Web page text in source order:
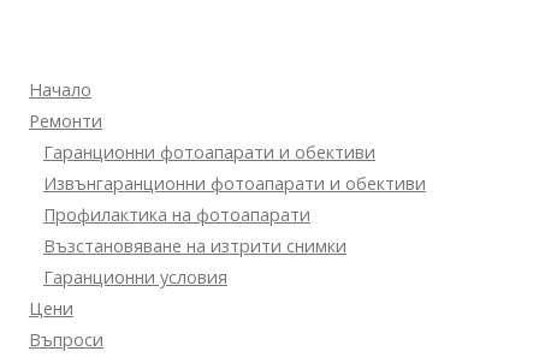
Начало
Ремонти
Гаранционни фотоапарати и обективи
Извънгаранционни фотоапарати и обективи
Профилактика на фотоапарати
Възстановяване на изтрити снимки
Гаранционни условия
Цени
Въпроси